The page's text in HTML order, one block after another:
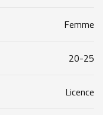
Femme
20-25
Licence